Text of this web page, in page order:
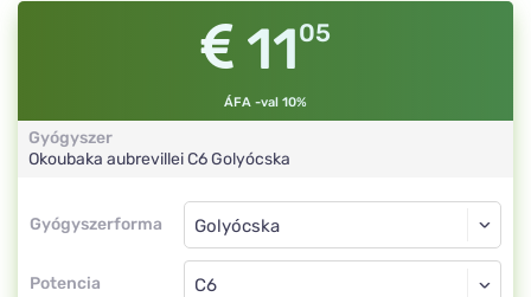
1105
ÁFA -val 10%
Gyógyszer
Okoubaka aubrevilleiC6Golyócska
Gyógyszerforma
Gyógyszerforma
Potencia
Golyócska
C6